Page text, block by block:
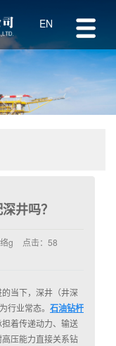
EN
井吗？
g 点击： 58
当下，深井（井深
行业常态。 石油钻杆
着传递动力、输送
压能力直接关系钻